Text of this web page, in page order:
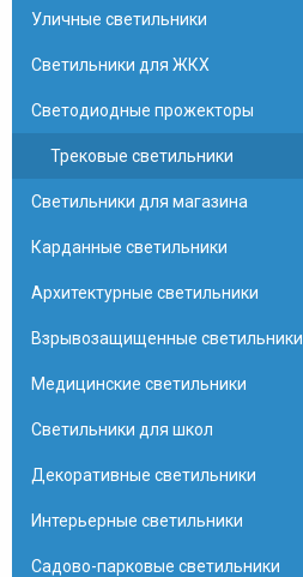
Уличные светильники
Светильники для ЖКХ
Светодиодные прожекторы
Трековые светильники
Светильники для магазина
Карданные светильники
Архитектурные светильники
Взрывозащищенные светильники
Медицинские светильники
Светильники для школ
Декоративные светильники
Интерьерные светильники
Садово-парковые светильники